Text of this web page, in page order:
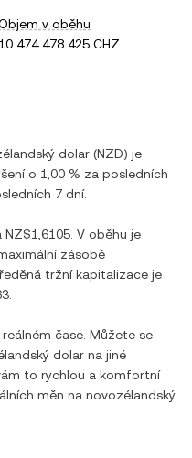
v oběhu
10 474 478 425 CHZ
dolar (NZD) je
o 1,00 % za posledních
7 dní.
NZ$1,6105 . V oběhu je
zásobě
tržní kapitalizace je
čase. Můžete se
dolar na jiné
to rychlou a komfortní
měn na novozélandský